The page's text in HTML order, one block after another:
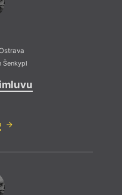
Šenkypl